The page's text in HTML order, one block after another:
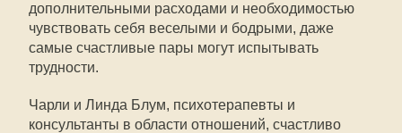
дополнительными расходами и необходимостью
чувствовать себя веселыми и бодрыми, даже
самые счастливые пары могут испытывать
трудности.
Чарли и Линда Блум, психотерапевты и
консультанты в области отношений, счастливо